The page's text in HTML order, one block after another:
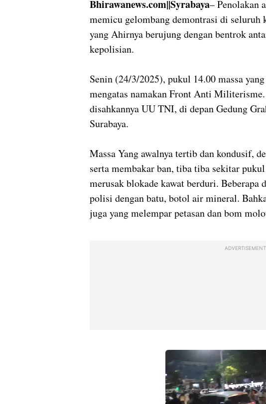
Bhirawanews.com||Syrabaya– Penolakan
memicu gelombang demontrasi di seluruh
yang Ahirnya berujung dengan bentrok
kepolisian.
Senin (24/3/2025), pukul 14.00 massa
mengatas namakan Front Anti
disahkannya UU TNI, di depan Gedung
Surabaya.
Massa Yang awalnya tertib dan kondusif,
serta membakar ban, tiba tiba sekitar
merusak blokade kawat berduri. Beberapa
polisi dengan batu, botol air mineral.
juga yang melempar petasan dan bom
ADVERTISEMENT